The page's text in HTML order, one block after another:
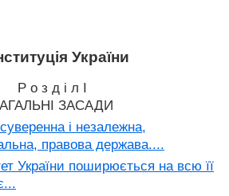
України
Р о з д і л I
ЗАСАДИ
і незалежна,
правова держава....
України поширюється на всю її